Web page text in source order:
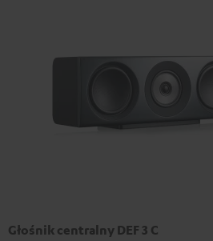
Głośnik centralny DEF 3 C